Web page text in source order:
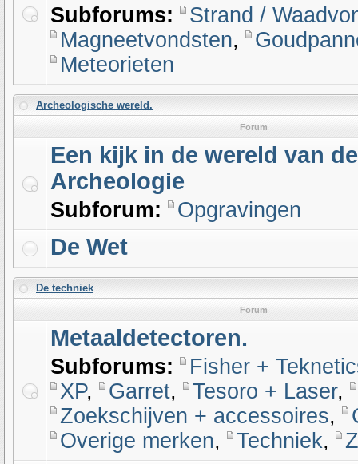
Subforums:
Strand /
Magneetvondsten,
Meteorieten
Archeologische wereld.
Forum
Een kijk in de wereld van de
Archeologie
Subforum: Opgravingen
De Wet
De techniek
Forum
Metaaldetectoren.
Subforums:
Fisher +
XP, Garret, Tesoro + Laser,
Zoekschijven + accessoires,
Overige merken, Techniek,